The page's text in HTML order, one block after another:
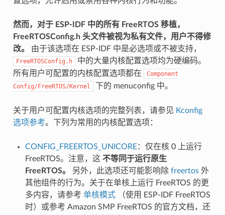
然而，对于 ESP-IDF 中的所有 FreeRTOS 移植，
FreeRTOSConfig.h 头文件被视为私有文件，用户不得修
改。
由于该选项在 ESP-IDF 中是必选项或不被支持，
FreeRTOSConfig.h
中的大量内核配置选项均为硬编码。
所有用户可配置的内核配置选项都在
Component
Config/FreeRTOS/Kernel
下的 menuconfig 中。
关于用户可配置内核选项的完整列表，请参见 Kconfig
选项参考。下列为常用的内核配置选项：
CONFIG_FREERTOS_UNICORE：仅在核 0 上运行
FreeRTOS。注意，这 不等同于运行原生
FreeRTOS。
另外，此选项还可能影响除 freertos外
其他组件的行为。关于在单核上运行 FreeRTOS 的更
多内容，请参考 单核模式（使用 ESP-IDF FreeRTOS
时）或参考 Amazon SMP FreeRTOS 的官方文档，还